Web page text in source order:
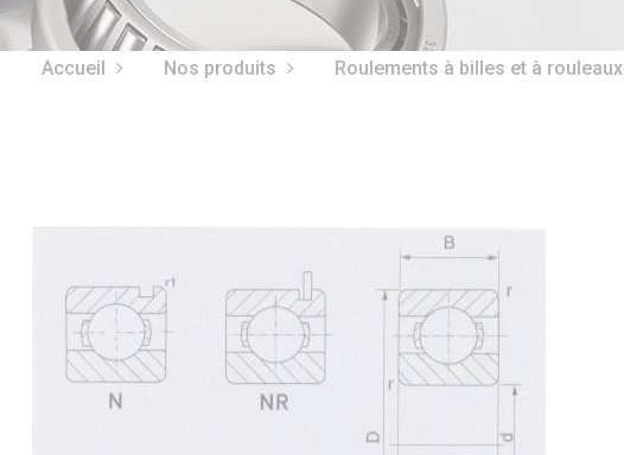
Accueil Nos produits Roulements à billes et à rouleaux